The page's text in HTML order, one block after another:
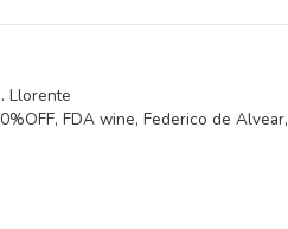
Llorente
, FDA wine, Federico de Alvear,